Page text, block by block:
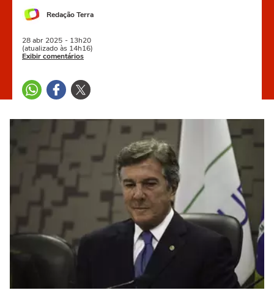
Redação Terra
28 abr 2025 - 13h20
(atualizado às 14h16)
Exibir comentários